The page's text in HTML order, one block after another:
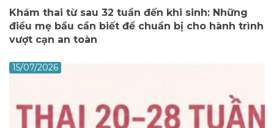
Khám thai từ sau 32 tuần đến khi sinh: Những
điều mẹ bầu cần biết để chuẩn bị cho hành trình
vượt cạn an toàn
15/07/2026